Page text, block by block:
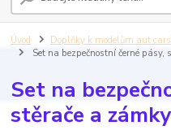
Úvod Doplňky k modelům aut
Set na bezpečnostní černé
Set na
stěrače a